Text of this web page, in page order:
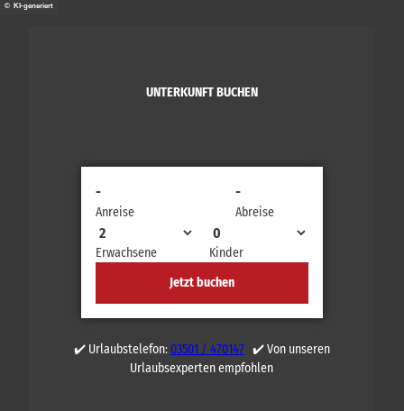
© KI-generiert
UNTERKUNFT BUCHEN
Anreise
-
Abreise
-
Erwachsene
Kinder
Jetzt buchen
✔️ Urlaubstelefon:03501 / 470147✔️ Von unseren
Urlaubsexperten empfohlen